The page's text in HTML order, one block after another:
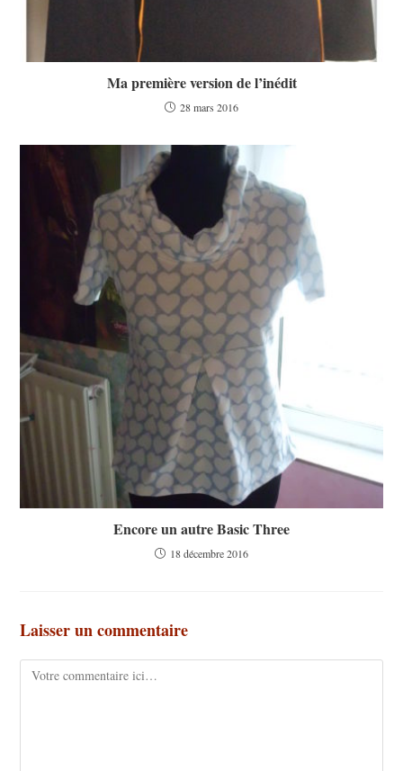
Ma première version de l’inédit
28 mars 2016
Encore un autre Basic Three
18 décembre 2016
Laisser un commentaire